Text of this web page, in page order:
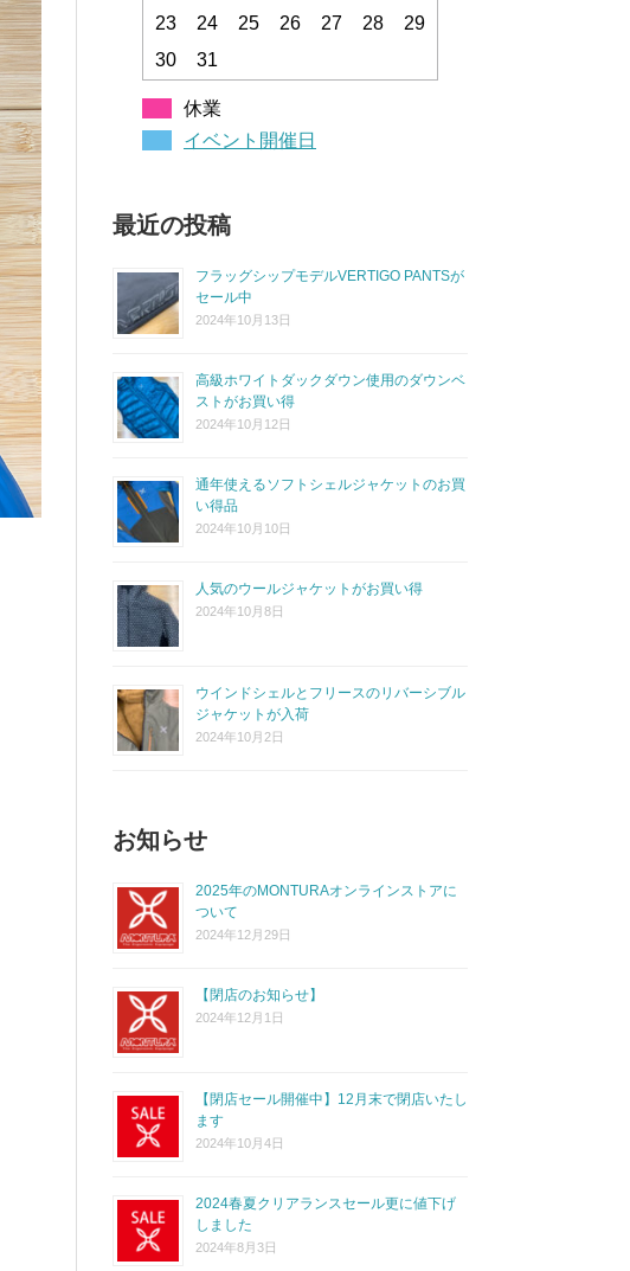
23 24 25 26 27 28
29
30
31
休業
イベント開催日
最近の投稿
フラッグシップモデルVERTIGO PANTSが
セール中
2024年10月13日
高級ホワイトダックダウン使用のダウンベ
ストがお買い得
2024年10月12日
通年使えるソフトシェルジャケットのお買
い得品
2024年10月10日
人気のウールジャケットがお買い得
2024年10月8日
ウインドシェルとフリースのリバーシブル
ジャケットが入荷
2024年10月2日
お知らせ
2025年のMONTURAオンラインストアに
ついて
2024年12月29日
【閉店のお知らせ】
2024年12月1日
【閉店セール開催中】12月末で閉店いたし
ます
2024年10月4日
2024春夏クリアランスセール更に値下げ
しました
2024年8月3日